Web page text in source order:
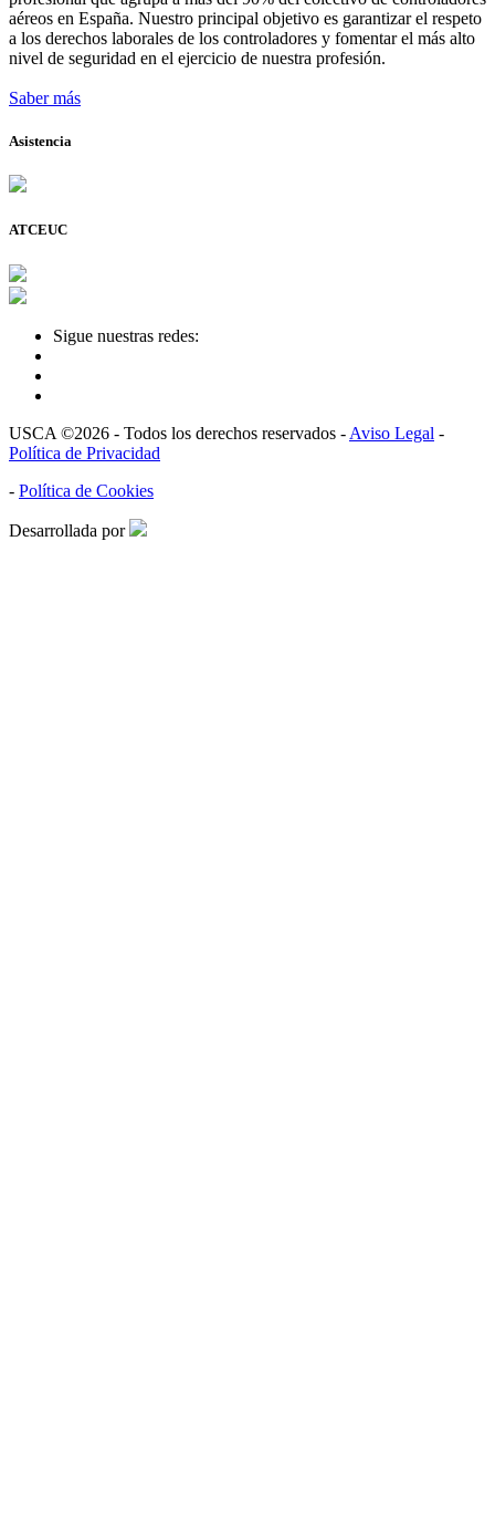
aéreos en España. Nuestro principal objetivo es garantizar el respeto
a los derechos laborales de los controladores y fomentar el más alto
nivel de seguridad en el ejercicio de nuestra profesión.
Saber más
Asistencia
ATCEUC
Sigue nuestras redes:
USCA ©2026 - Todos los derechos reservados - Aviso Legal -
Política de Privacidad
- Política de Cookies
Desarrollada por